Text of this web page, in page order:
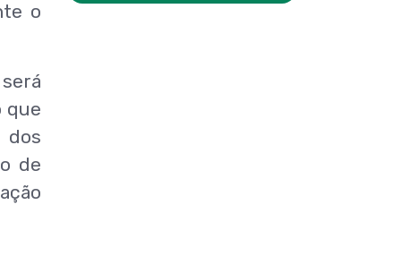
o
que
dos
de